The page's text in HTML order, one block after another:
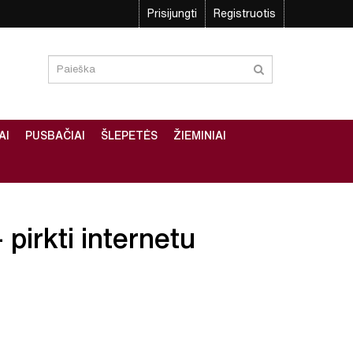
Prisijungti Registruotis
PUSBAČIAI ŠLEPETĖS ŽIEMINIAI
pirkti internetu